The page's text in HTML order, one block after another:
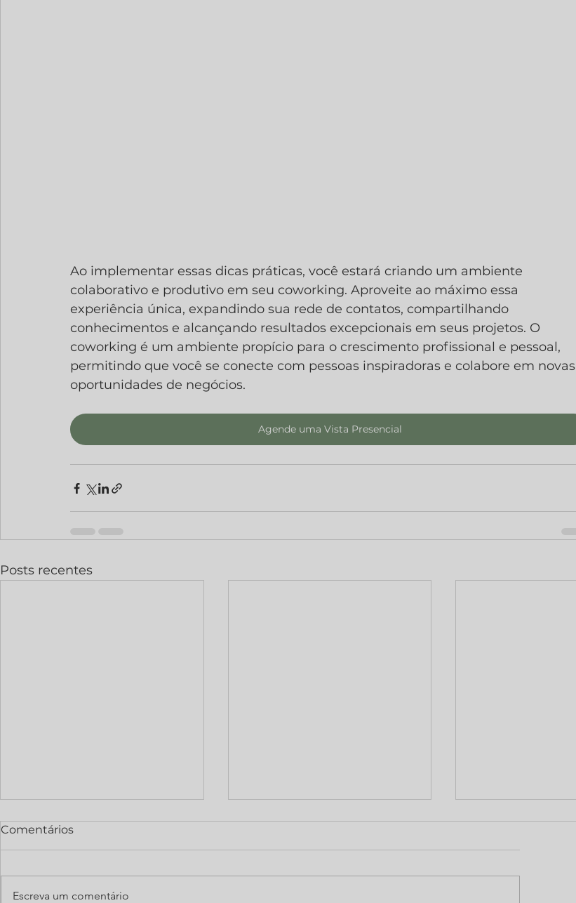
Ao implementar essas dicas práticas, você estará criando um ambiente
colaborativo e produtivo em seu coworking. Aproveite ao máximo essa
experiência única, expandindo sua rede de contatos, compartilhando
conhecimentos e alcançando resultados excepcionais em seus projetos. O
coworking é um ambiente propício para o crescimento profissional e pessoal,
permitindo que você se conecte com pessoas inspiradoras e colabore em novas
oportunidades de negócios.
Agende uma Vista Presencial
Posts recentes
Comentários
Escreva um comentário